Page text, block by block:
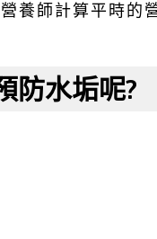
養師計算平時的
防水垢呢?